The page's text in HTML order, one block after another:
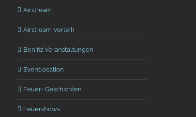
Airstream
Airstream Verleih
Benifiz Veranstaltungen
Eventlocation
Feuer- Geschichten
Feuershows